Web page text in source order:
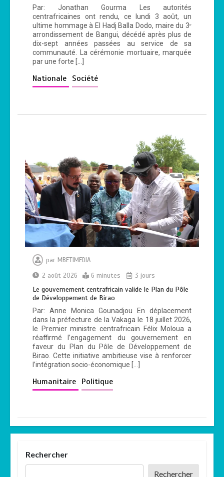
Par: Jonathan Gourma Les autorités
centrafricaines ont rendu, ce lundi 3 août, un
ultime hommage à El Hadj Balla Dodo, maire du 3ᵉ
arrondissement de Bangui, décédé après plus de
dix-sept années passées au service de sa
communauté. La cérémonie mortuaire, marquée
par une forte […]
Nationale Société
par MBETIMEDIA
2 août 2026
6 minutes 3 jours
Le gouvernement centrafricain valide le Plan du Pôle
de Développement de Birao
Par: Anne Monica Gounadjou En déplacement
dans la préfecture de la Vakaga le 18 juillet 2026,
le Premier ministre centrafricain Félix Moloua a
réaffirmé l’engagement du gouvernement en
faveur du Plan du Pôle de Développement de
Birao. Cette initiative ambitieuse vise à renforcer
l’intégration socio-économique […]
Humanitaire Politique
Rechercher
Rechercher